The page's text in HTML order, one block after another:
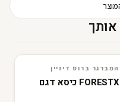
אותך
3D · AR המברגר ברוס דיזיין
המברגר ברוס דיזיין
FORESTX כיסא דגם